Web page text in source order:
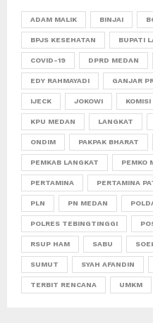
ADAM MALIK BINJAI
BPJS KESEHATAN BUPATI
COVID-19 DPRD MEDAN
EDY RAHMAYADI GANJAR
IJECK JOKOWI KOMISI
KPU MEDAN LANGKAT
ONDIM PAKPAK BHARAT
PEMKAB LANGKAT PEMKO
PERTAMINA PERTAMINA
PLN PN MEDAN
POLRES TEBINGTINGGI
RSUP HAM SABU
SUMUT SYAH AFANDIN
TERBIT RENCANA UMKM